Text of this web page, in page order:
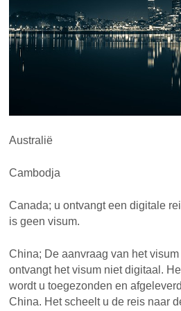
Australië
Cambodja
Canada; u ontvangt een digitale
is geen visum.
China; De aanvraag van het
ontvangt het visum niet digitaal.
wordt u toegezonden en
China. Het scheelt u de reis naar